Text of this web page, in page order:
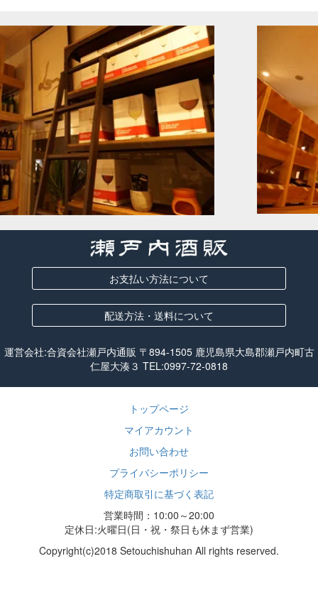
お支払い方法について
配送方法・送料について
運営会社:合資会社瀬戸内通販 〒894-1505 鹿児島県大島郡瀬戸内町古
仁屋大湊３ TEL:0997-72-0818
トップページ
マイアカウント
お問い合わせ
プライバシーポリシー
特定商取引に基づく表記
営業時間：10:00～20:00
定休日:火曜日(日・祝・祭日も休まず営業)
Copyright(c)2018 Setouchishuhan All rights reserved.